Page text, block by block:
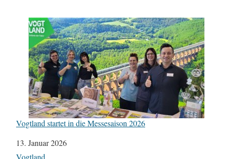
Vogtland startet in die Messesaison 2026
Datum
13. Januar 2026
In Bezug auf
Vogtland